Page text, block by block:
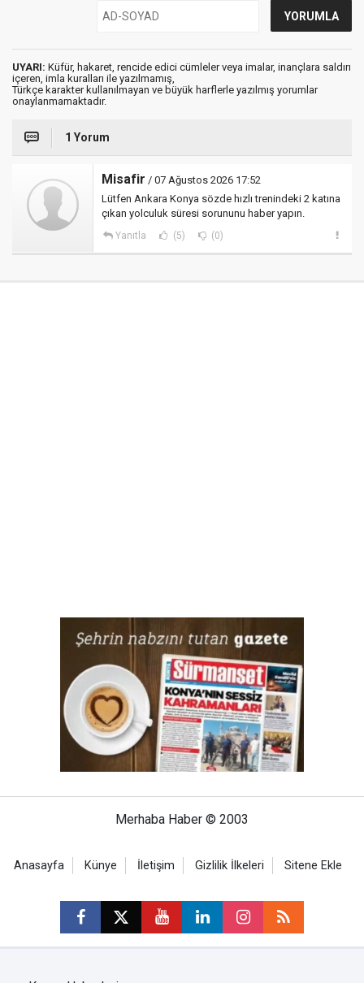
UYARI: Küfür, hakaret, rencide edici cümleler veya imalar, inançlara saldırı
içeren, imla kuralları ile yazılmamış,
Türkçe karakter kullanılmayan ve büyük harflerle yazılmış yorumlar
onaylanmamaktadır.
1 Yorum
Misafir / 07 Ağustos 2026 17:52
Lütfen Ankara Konya sözde hızlı trenindeki 2 katına
çıkan yolculuk süresi sorununu haber yapın.
Yanıtla (5) (0)
Merhaba Haber © 2003
Anasayfa Künye İletişim Gizlilik İlkeleri Sitene Ekle